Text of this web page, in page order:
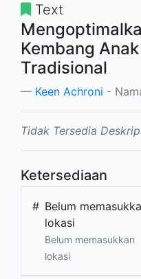
Text
Kembang
Tradisional
Keen Achroni -
Tidak Tersedia
Ketersediaan
# Belum
lokasi
Belum memasukkan
lokasi